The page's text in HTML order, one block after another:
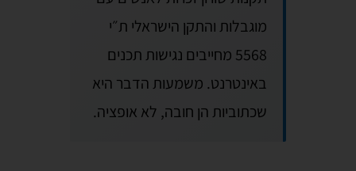
מוגבלות והתקן הישראלי ת״י
5568 מחייבים נגישות תכנים
באינטרנט. משמעות הדבר היא
שכתוביות הן חובה, לא אופציה.